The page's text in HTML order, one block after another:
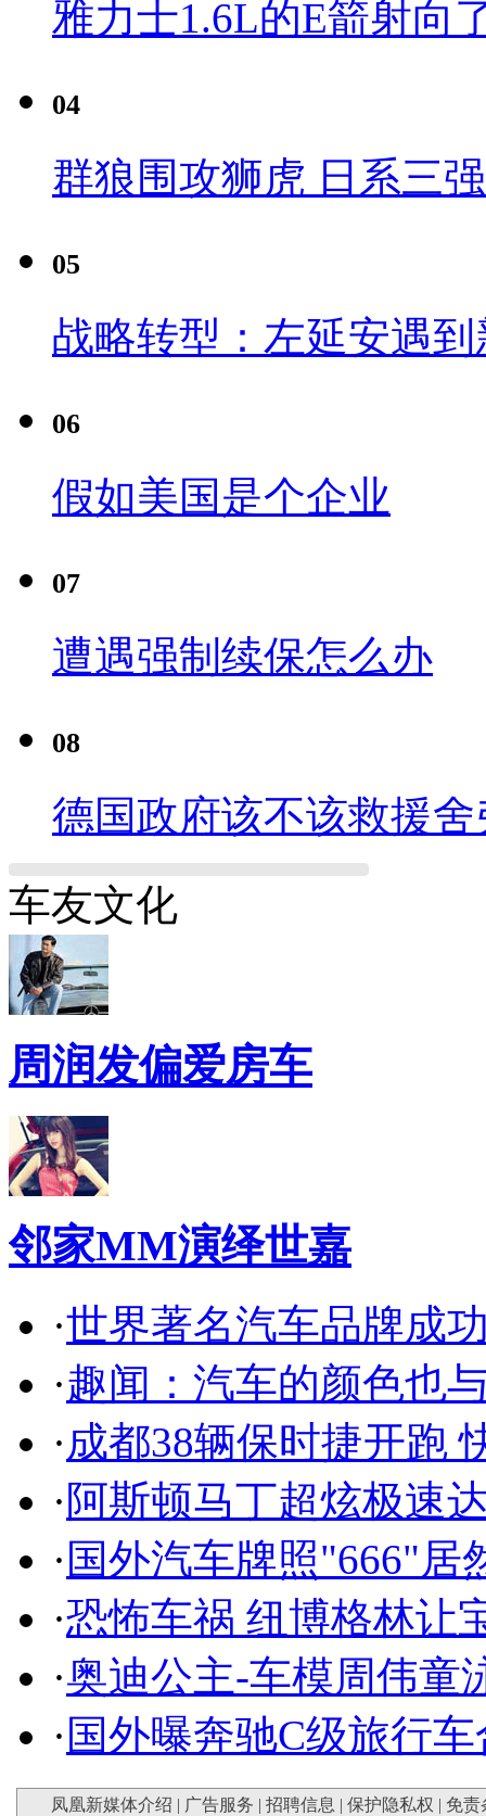
雅力士1.6L的E箭射向
04
群狼围攻狮虎 日系三
05
战略转型：左延安遇
06
假如美国是个企业
07
遭遇强制续保怎么办
08
德国政府该不该救援舍
车友文化
周润发偏爱房车
邻家MM演绎世嘉
·世界著名汽车品牌成
·趣闻：汽车的颜色也
·成都38辆保时捷开跑
·阿斯顿马丁超炫极速
· 国外汽车牌照"666"居
·恐怖车祸 纽博格林让
·奥迪公主-车模周伟童
· 国外曝奔驰C级旅行
凤凰新媒体介绍 | 广告服务 | 招聘信息 | 保护隐私权 | 免责